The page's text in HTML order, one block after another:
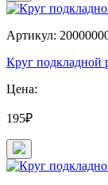
Артикул:
Круг
Цена:
195₽